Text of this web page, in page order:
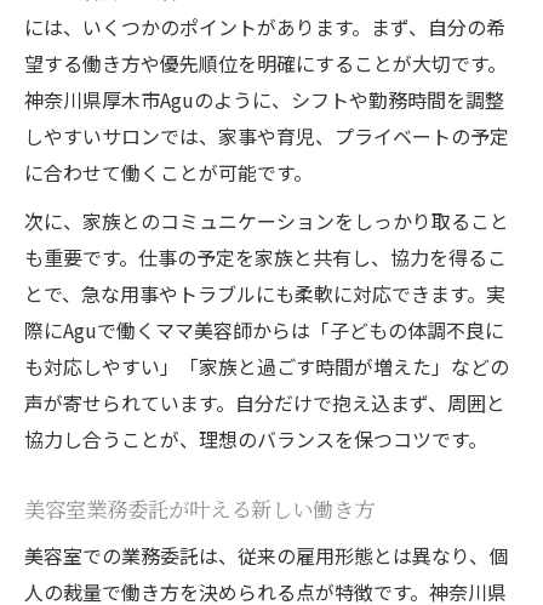
には、いくつかのポイントがあります。まず、自分の希
望する働き方や優先順位を明確にすることが大切です。
神奈川県厚木市Aguのように、シフトや勤務時間を調整
しやすいサロンでは、家事や育児、プライベートの予定
に合わせて働くことが可能です。
次に、家族とのコミュニケーションをしっかり取ること
も重要です。仕事の予定を家族と共有し、協力を得るこ
とで、急な用事やトラブルにも柔軟に対応できます。実
際にAguで働くママ美容師からは「子どもの体調不良に
も対応しやすい」「家族と過ごす時間が増えた」などの
声が寄せられています。自分だけで抱え込まず、周囲と
協力し合うことが、理想のバランスを保つコツです。
美容室業務委託が叶える新しい働き方
美容室での業務委託は、従来の雇用形態とは異なり、個
人の裁量で働き方を決められる点が特徴です。神奈川県